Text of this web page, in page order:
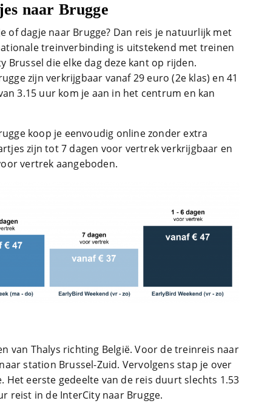
naar Brugge
of dagje naar Brugge? Dan reis je natuurlijk met
treinverbinding is uitstekend met treinen
Brussel die elke dag deze kant op rijden.
zijn verkrijgbaar vanaf 29 euro (2e klas) en 41
3.15 uur kom je aan in het centrum en kan
koop je eenvoudig online zonder extra
zijn tot 7 dagen voor vertrek verkrijgbaar en
vertrek aangeboden.
van Thalys richting België. Voor de treinreis naar
station Brussel-Zuid. Vervolgens stap je over
Het eerste gedeelte van de reis duurt slechts 1.53
reist in de InterCity naar Brugge.